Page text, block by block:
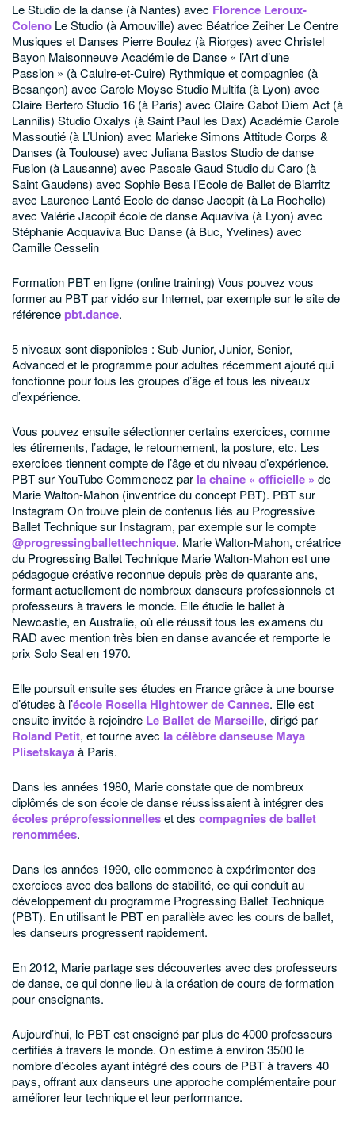
Le Studio de la danse (à Nantes) avec Florence Leroux-
Coleno Le Studio (à Arnouville) avec Béatrice Zeiher Le Centre
Musiques et Danses Pierre Boulez (à Riorges) avec Christel
Bayon MaisonneuveAcadémie de Danse « l’Art d’une
Passion » (à Caluire-et-Cuire) Rythmique et compagnies (à
Besançon) avec Carole MoyseStudio Multifa (à Lyon) avec
Claire BerteroStudio 16 (à Paris) avec Claire Cabot Diem Act (à
Lannilis) Studio Oxalys (à Saint Paul les Dax) Académie Carole
Massoutié (à L’Union) avec Marieke Simons Attitude Corps &
Danses (à Toulouse) avec Juliana Bastos Studio de danse
Fusion (à Lausanne) avec Pascale GaudStudio du Caro (à
Saint Gaudens) avec Sophie Besa l’Ecole de Ballet de Biarritz
avec Laurence Lanté Ecole de danse Jacopit (à La Rochelle)
avec Valérie Jacopitécole de danse Aquaviva (à Lyon) avec
Stéphanie Acquaviva Buc Danse (à Buc, Yvelines) avec
Camille Cesselin
Formation PBT en ligne (online training) Vous pouvez vous
former au PBT par vidéo sur Internet, par exemple sur le site de
référence pbt.dance.
5 niveaux sont disponibles : Sub-Junior, Junior, Senior,
Advanced et le programme pour adultes récemment ajouté qui
fonctionne pour tous les groupes d’âge et tous les niveaux
d’expérience.
Vous pouvez ensuite sélectionner certains exercices, comme
les étirements, l’adage, le retournement, la posture, etc. Les
exercices tiennent compte de l’âge et du niveau d’expérience.
PBT sur YouTubeCommencez par la chaîne « officielle » de
Marie Walton-Mahon (inventrice du concept PBT). PBT sur
Instagram On trouve plein de contenus liés au Progressive
Ballet Technique sur Instagram, par exemple sur le compte
@progressingballettechnique. Marie Walton-Mahon, créatrice
du Progressing Ballet Technique Marie Walton-Mahon est une
pédagogue créative reconnue depuis près de quarante ans,
formant actuellement de nombreux danseurs professionnels et
professeurs à travers le monde. Elle étudie le ballet à
Newcastle, en Australie, où elle réussit tous les examens du
RAD avec mention très bien en danse avancée et remporte le
prix Solo Seal en 1970.
Elle poursuit ensuite ses études en France grâce à une bourse
d’études à l’école Rosella Hightower de Cannes. Elle est
ensuite invitée à rejoindre Le Ballet de Marseille, dirigé par
Roland Petit, et tourne avec la célèbre danseuse Maya
Plisetskayaà Paris.
Dans les années 1980, Marie constate que de nombreux
diplômés de son école de danse réussissaient à intégrer des
écoles préprofessionnelleset des compagnies de ballet
renommées.
Dans les années 1990, elle commence à expérimenter des
exercices avec des ballons de stabilité, ce qui conduit au
développement du programme Progressing Ballet Technique
(PBT). En utilisant le PBT en parallèle avec les cours de ballet,
les danseurs progressent rapidement.
En 2012, Marie partage ses découvertes avec des professeurs
de danse, ce qui donne lieu à la création de cours de formation
pour enseignants.
Aujourd’hui, le PBT est enseigné par plus de 4000 professeurs
certifiés à travers le monde. On estime à environ 3500 le
nombre d’écoles ayant intégré des cours de PBT à travers 40
pays, offrant aux danseurs une approche complémentaire pour
améliorer leur technique et leur performance.